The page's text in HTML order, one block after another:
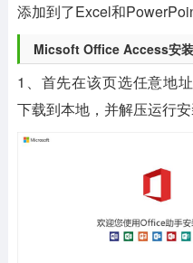
添加到了Excel和
Micsoft Office Access安
1、首先在该页选任意地
下载到本地，并解压运行安